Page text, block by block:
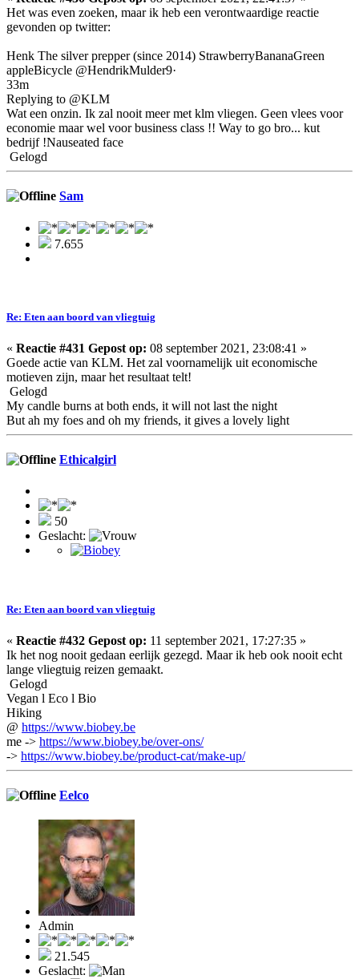
Het was even zoeken, maar ik heb een verontwaardige reactie
gevonden op twitter:
Henk The silver prepper (since 2014) StrawberryBananaGreen
appleBicycle @HendrikMulder9·
33m
Replying to @KLM
Wat een onzin. Ik zal nooit meer met klm vliegen. Geen vlees voor
economie maar wel voor business class !! Way to go bro... kut
bedrijf !Nauseated face
Gelogd
Sam
7.655
Re: Eten aan boord van vliegtuig
« Reactie #431 Gepost op: 08 september 2021, 23:08:41 »
Goede actie van KLM. Het zal voornamelijk uit economische
motieven zijn, maar het resultaat telt!
Gelogd
My candle burns at both ends, it will not last the night
But ah my foes and oh my friends, it gives a lovely light
Ethicalgirl
50
Geslacht:
Re: Eten aan boord van vliegtuig
« Reactie #432 Gepost op: 11 september 2021, 17:27:35 »
Ik het nog nooit gedaan eerlijk gezegd. Maar ik heb ook nooit echt
lange vliegtuig reizen gemaakt.
Gelogd
Vegan l Eco l Bio
Hiking
@ https://www.biobey.be
me -> https://www.biobey.be/over-ons/
-> https://www.biobey.be/product-cat/make-up/
Eelco
Admin
21.545
Geslacht: